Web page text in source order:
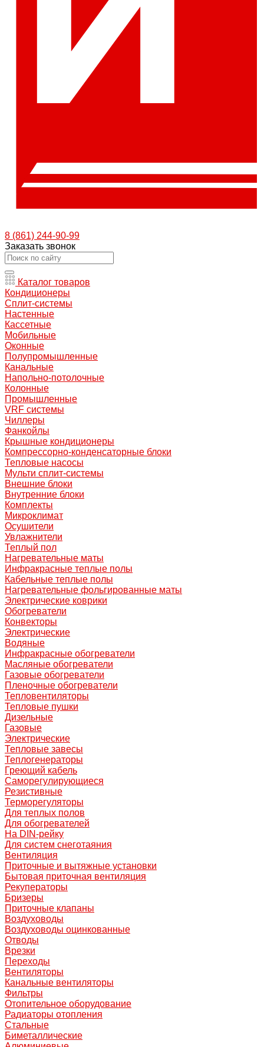
8 (861) 244-90-99
Заказать звонок
Каталог товаров
Кондиционеры
Сплит-системы
Настенные
Кассетные
Мобильные
Оконные
Полупромышленные
Канальные
Напольно-потолочные
Колонные
Промышленные
VRF системы
Чиллеры
Фанкойлы
Крышные кондиционеры
Компрессорно-конденсаторные блоки
Тепловые насосы
Мульти сплит-системы
Внешние блоки
Внутренние блоки
Комплекты
Микроклимат
Осушители
Увлажнители
Теплый пол
Нагревательные маты
Инфракрасные теплые полы
Кабельные теплые полы
Нагревательные фольгированные маты
Электрические коврики
Обогреватели
Конвекторы
Электрические
Водяные
Инфракрасные обогреватели
Масляные обогреватели
Газовые обогреватели
Пленочные обогреватели
Тепловентиляторы
Тепловые пушки
Дизельные
Газовые
Электрические
Тепловые завесы
Теплогенераторы
Греющий кабель
Саморегулирующиеся
Резистивные
Терморегуляторы
Для теплых полов
Для обогревателей
На DIN-рейку
Для систем снеготаяния
Вентиляция
Приточные и вытяжные установки
Бытовая приточная вентиляция
Рекуператоры
Бризеры
Приточные клапаны
Воздуховоды
Воздуховоды оцинкованные
Отводы
Врезки
Переходы
Вентиляторы
Канальные вентиляторы
Фильтры
Отопительное оборудование
Радиаторы отопления
Стальные
Биметаллические